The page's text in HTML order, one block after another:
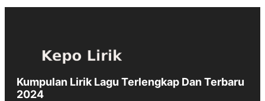
Kumpulan Lirik Lagu Terlengkap Dan Terbaru
2024